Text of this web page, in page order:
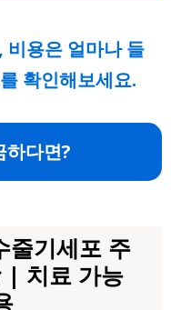
비용은 얼마나 들
확인해보세요.
하다면?
줄기세포 주
| 치료 가능